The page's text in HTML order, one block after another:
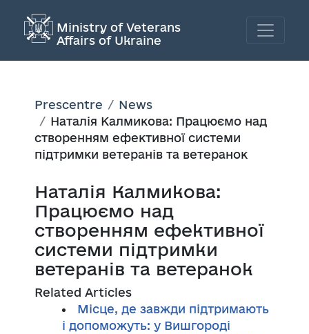
Ministry of Veterans
Affairs of Ukraine
Prescentre
News
Наталія Калмикова: Працюємо над
створенням ефективної системи
підтримки ветеранів та ветеранок
Наталія Калмикова:
Працюємо над
створенням ефективної
системи підтримки
ветеранів та ветеранок
Related Articles
Місце, де завжди підтримають
і допоможуть: у Вишгороді